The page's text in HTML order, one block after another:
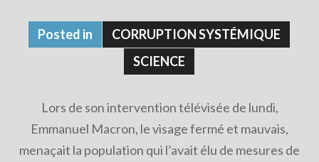
Posted in
CORRUPTION SYSTÉMIQUE
SCIENCE
Lors de son intervention télévisée de lundi,
Emmanuel Macron, le visage fermé et mauvais,
menaçait la population qui l’avait élu de mesures de